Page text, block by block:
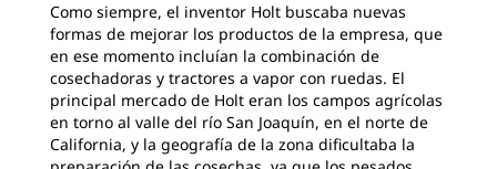
Como siempre, el inventor Holt buscaba nuevas
formas de mejorar los productos de la empresa, que
en ese momento incluían la combinación de
cosechadoras y tractores a vapor con ruedas. El
principal mercado de Holt eran los campos agrícolas
en torno al valle del río San Joaquín, en el norte de
California, y la geografía de la zona dificultaba la